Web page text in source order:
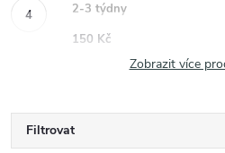
2-3 týdny
150 Kč
Zobrazit více
Filtrovat